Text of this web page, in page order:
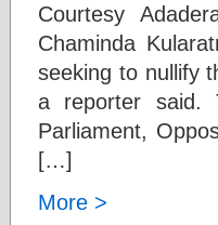
Courtesy
Chaminda
seeking to nullify
a reporter said.
Parliament,
[…]
More >